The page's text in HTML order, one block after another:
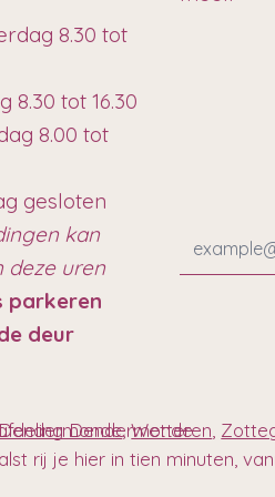
8.30 tot
8.30 tot 16.30
8.00 tot
gesloten
kan
deze uren
parkeren
deur
Dendermonde
,Wetteren
rij je hier in tien minuten,